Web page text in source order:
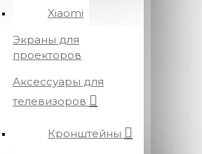
Xiaomi
Экраны для
проекторов
Аксессуары для
телевизоров
Кронштейны